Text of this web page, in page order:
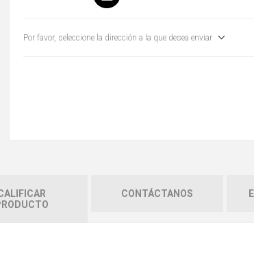
Por favor, seleccione la dirección a la que desea enviar
CONTÁCTANOS